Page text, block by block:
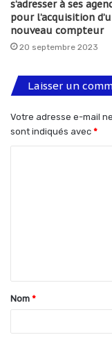
s’adresser à ses
pour l’acquisition
nouveau compteur
20 septembre 2023
Laisser un
Votre adresse e-mail
sont indiqués avec *
t
a
Nom *